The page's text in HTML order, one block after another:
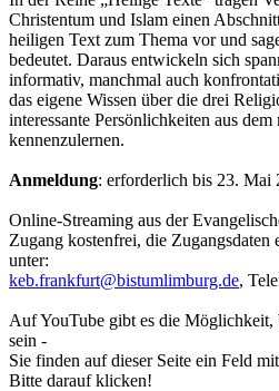
Christentum und Islam einen
heiligen Text zum Thema vor und
bedeutet. Daraus entwickeln sich
informativ, manchmal auch
das eigene Wissen über die drei
interessante Persönlichkeiten aus
kennenzulernen.
Anmeldung: erforderlich bis 23. Mai
Online-Streaming aus der
Zugang kostenfrei, die Zugangsdaten
unter:
keb.frankfurt@bistumlimburg.de,
Auf YouTube gibt es die Möglichkeit,
sein -
Sie finden auf dieser Seite ein Feld
Bitte darauf klicken!